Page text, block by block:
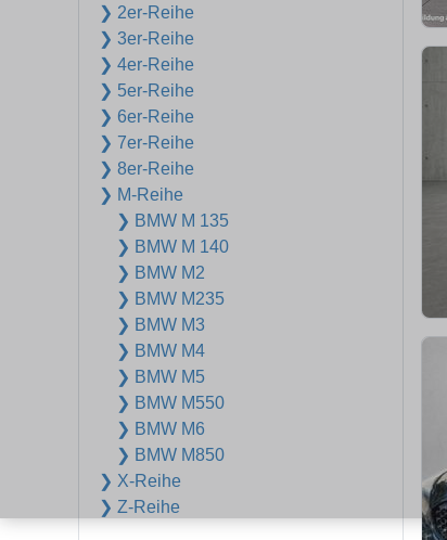
❯ 2er-Reihe
❯ 3er-Reihe
❯ 4er-Reihe
❯ 5er-Reihe
❯ 6er-Reihe
❯ 7er-Reihe
❯ 8er-Reihe
❯ M-Reihe
❯ BMW M 135
❯ BMW M 140
❯ BMW M2
❯ BMW M235
❯ BMW M3
❯ BMW M4
❯ BMW M5
❯ BMW M550
❯ BMW M6
❯ BMW M850
❯ X-Reihe
❯ Z-Reihe